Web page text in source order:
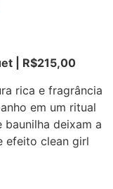
| R$215,00
rica e fragrância
em um ritual
baunilha deixam a
efeito clean girl